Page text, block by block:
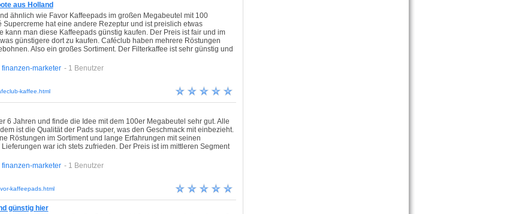
aus Holland
ähnlich wie Favor Kaffeepads im großen Megabeutel mit 100
hat eine andere Rezeptur und ist preislich etwas
kann man diese Kaffeepads günstig kaufen. Der Preis ist fair und im
günstigere dort zu kaufen. Caféclub haben mehrere Röstungen
Also ein großes Sortiment. Der Filterkaffee ist sehr günstig und
finanzen-marketer - 1 Benutzer
kaffee.html
6 Jahren und finde die Idee mit dem 100er Megabeutel sehr gut. Alle
ist die Qualität der Pads super, was den Geschmack mit einbezieht.
Röstungen im Sortiment und lange Erfahrungen mit seinen
war ich stets zufrieden. Der Preis ist im mittleren Segment
finanzen-marketer - 1 Benutzer
kaffeepads.html
günstig hier